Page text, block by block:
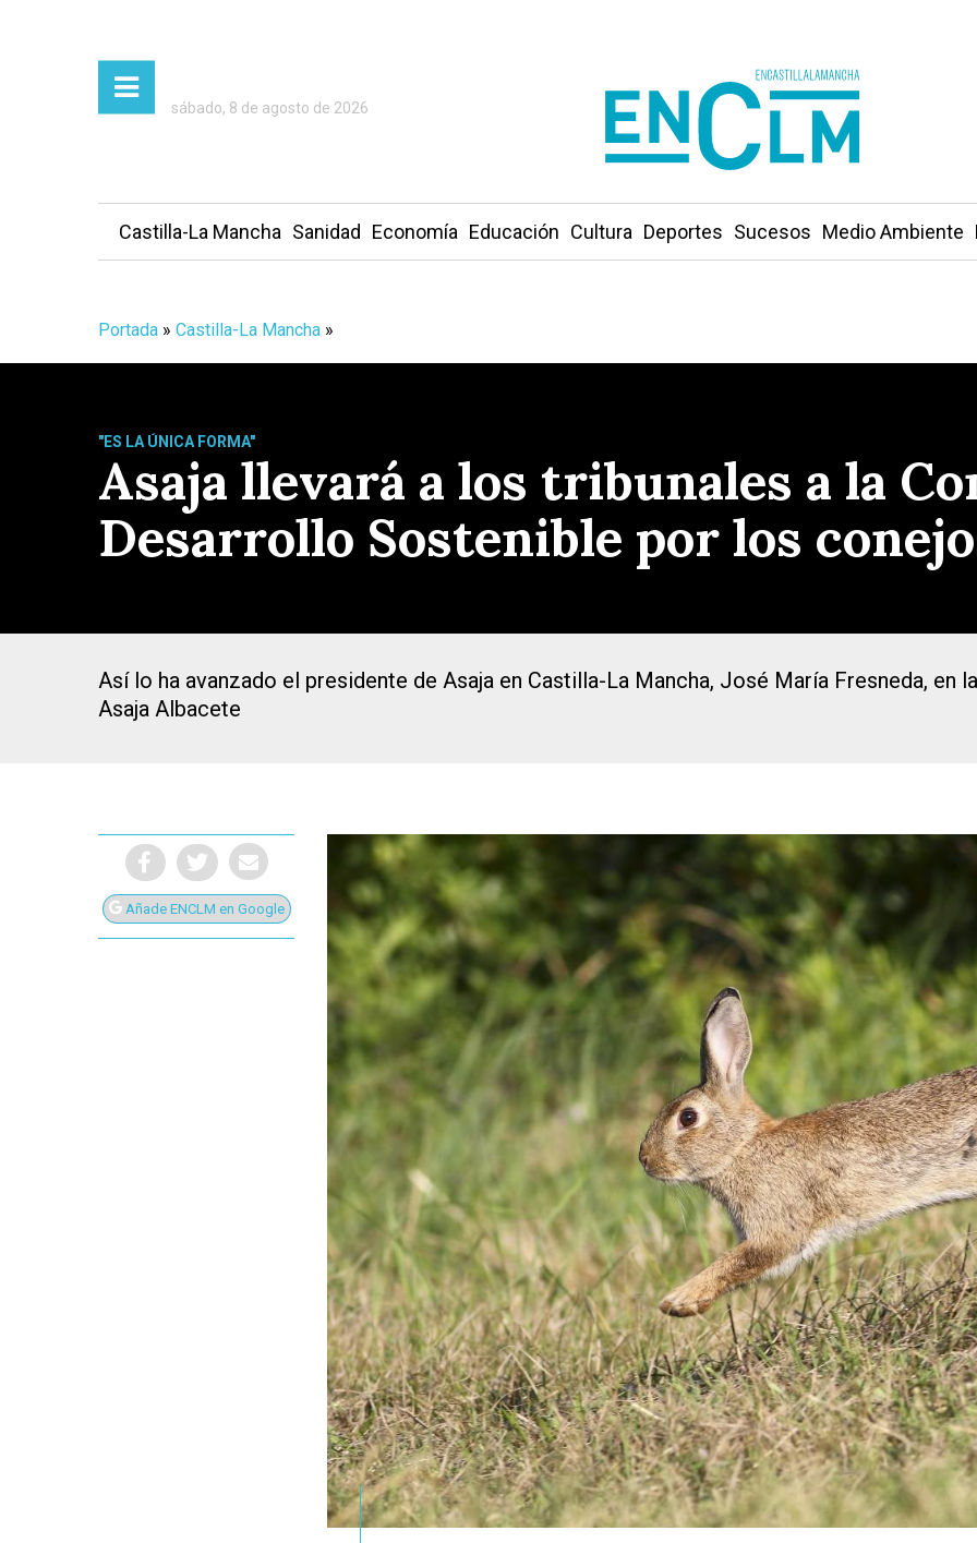
Presiona Intro para buscar o ESC para cerrar
sábado, 8 de agosto de 2026
Castilla-La Mancha Sanidad Economía Educación Cultura Deportes Sucesos Medio Ambiente
Portada » Castilla-La Mancha »
"ES LA ÚNICA FORMA"
Asaja llevará a los tribunales a la
Desarrollo Sostenible por los
Así lo ha avanzado el presidente de Asaja en Castilla-La Mancha, José María Fresneda, en
Asaja Albacete
Añade ENCLM en Google